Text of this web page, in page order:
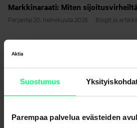
Suostumus
Parempaa palvelua evästeiden
Markkinaraati: Miten
Perjantai 20. helmikuuta 2026 Blogit ja
Tutustu Aktian 200-vuotiseen
lyhytelokuva
2 3 5 6